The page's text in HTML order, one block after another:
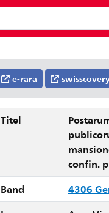
e-rara
Titel
confin.
Band
4306